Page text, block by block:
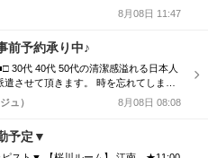
スト限定 ・各コース総額より3,000円
8月08日 11:47
予約承り中♪
代 40代 50代の清潔感溢れる日本人
させて頂きます。 時を忘れてしまう
けします。 □■□■□■□■□■□■□■□■□■□
レスを心身共に癒す為 優しさ・気
ュ） 8月08日 08:08
予定▼